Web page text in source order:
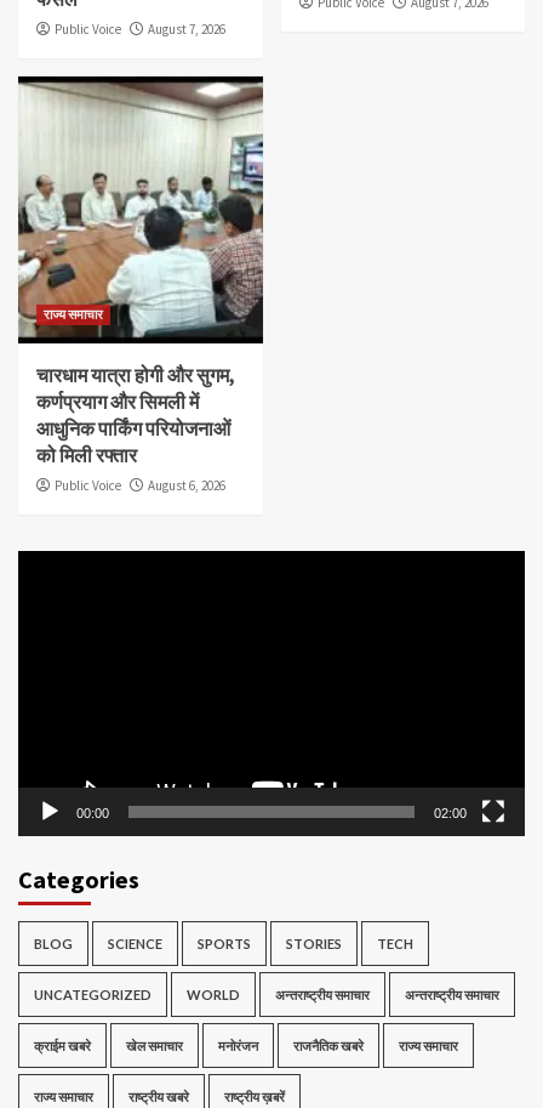
Public Voice August 7, 2026
राज्य समाचार
चारधाम यात्रा होगी और सुगम,
कर्णप्रयाग और सिमली में
आधुनिक पार्किंग परियोजनाओं
को मिली रफ्तार
Public Voice August 6, 2026
00:00 02:00
Categories
BLOG SCIENCE SPORTS STORIES TECH
UNCATEGORIZED WORLD अन्तराष्ट्रीय समाचार अन्तराष्ट्रीय समाचार
क्राईम खबरे खेल समाचार मनोरंजन राजनैतिक खबरे राज्य समाचार
राज्य समाचार राष्ट्रीय खबरे राष्ट्रीय ख़बरें